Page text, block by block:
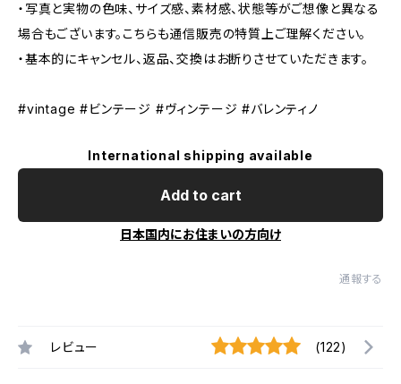
・写真と実物の色味、サイズ感、素材感、状態等がご想像と異なる
場合もございます。こちらも通信販売の特質上ご理解ください。
・基本的にキャンセル、返品、交換はお断りさせていただきます。
#vintage #ビンテージ #ヴィンテージ #バレンティノ
International shipping available
Add to cart
日本国内にお住まいの方向け
通報する
レビュー (122)